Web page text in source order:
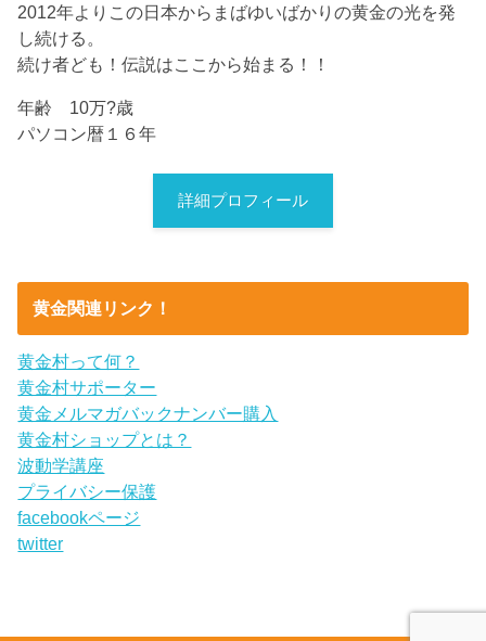
2012年よりこの日本からまばゆいばかりの黄金の光を発
し続ける。
続け者ども！伝説はここから始まる！！
年齢 10万?歳
パソコン暦１６年
詳細プロフィール
黄金関連リンク！
黄金村って何？
黄金村サポーター
黄金メルマガバックナンバー購入
黄金村ショップとは？
波動学講座
プライバシー保護
facebookページ
twitter